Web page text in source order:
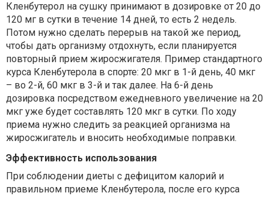
Кленбутерол на сушку принимают в дозировке от 20 до
120 мг в сутки в течение 14 дней, то есть 2 недель.
Потом нужно сделать перерыв на такой же период,
чтобы дать организму отдохнуть, если планируется
повторный прием жиросжигателя. Пример стандартного
курса Кленбутерола в спорте: 20 мкг в 1-й день, 40 мкг
– во 2-й, 60 мкг в 3-й и так далее. На 6-й день
дозировка посредством ежедневного увеличение на 20
мкг уже будет составлять 120 мкг в сутки. По ходу
приема нужно следить за реакцией организма на
жиросжигатель и вносить необходимые поправки.
Эффективность использования
При соблюдении диеты с дефицитом калорий и
правильном приеме Кленбутерола, после его курса